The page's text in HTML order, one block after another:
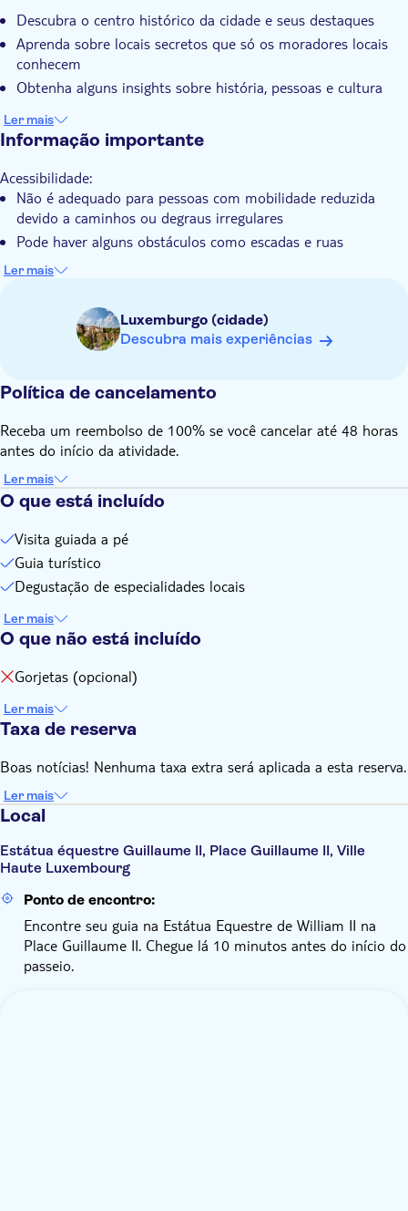
Grupo pequeno
Animais de estimação bem-vindos
Descubra o centro histórico da cidade e seus destaques
Aprenda sobre locais secretos que só os moradores locais
conhecem
Obtenha alguns insights sobre história, pessoas e cultura
Ler mais
Informação importante
Acessibilidade:
Não é adequado para pessoas com mobilidade reduzida
devido a caminhos ou degraus irregulares
Pode haver alguns obstáculos como escadas e ruas
íngremes. Se você tiver um carrinho de bebê, entre em
contato com o fornecedor local após a reserva para
contatos deles no seu voucher
Lembre-se de trazer:
Traga um guarda-chuva (em caso de chuva)
Ler mais
Luxemburgo (cidade)
Descubra mais experiências
Política de cancelamento
Receba um reembolso de 100% se você cancelar até 48 horas
antes do início da atividade.
Ler mais
O que está incluído
Visita guiada a pé
Guia turístico
Degustação de especialidades locais
Ler mais
O que não está incluído
Gorjetas (opcional)
Ler mais
Taxa de reserva
Boas notícias! Nenhuma taxa extra será aplicada a esta reserva.
Ler mais
Local
Estátua équestre Guillaume II, Place Guillaume II, Ville
Haute Luxembourg
Ponto de encontro:
Encontre seu guia na Estátua Equestre de William II na
Place Guillaume II. Chegue lá 10 minutos antes do início do
passeio.